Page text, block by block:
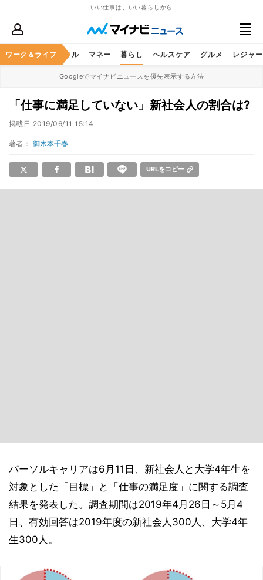
いい仕事は、いい暮らしから
ワーク＆ライフ
ア ビジネススキル マネー 暮らし ヘルスケア グルメ レジャー
Googleでマイナビニュースを優先表示する方法
「仕事に満足していない」新社会人の割合は?
掲載日 2019/06/11 15:14
著者： 御木本千春
URLをコピー
パーソルキャリアは6月11日、新社会人と大学4年生を
対象とした「目標」と「仕事の満足度」に関する調査
結果を発表した。調査期間は2019年4月26日～5月4
日、有効回答は2019年度の新社会人300人、大学4年
生300人。